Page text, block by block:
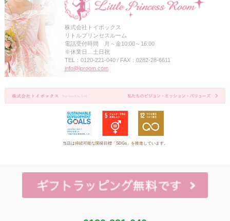
株式会社トイボックス
リトルプリンセスルーム
電話受付時間 月～金10:00～16:00
※休業日…土日祝
TEL：0120-221-040 / FAX：0282-28-6611
info@lproom.com
当店は持続可能な開発目標「SDGs」を推進しています。